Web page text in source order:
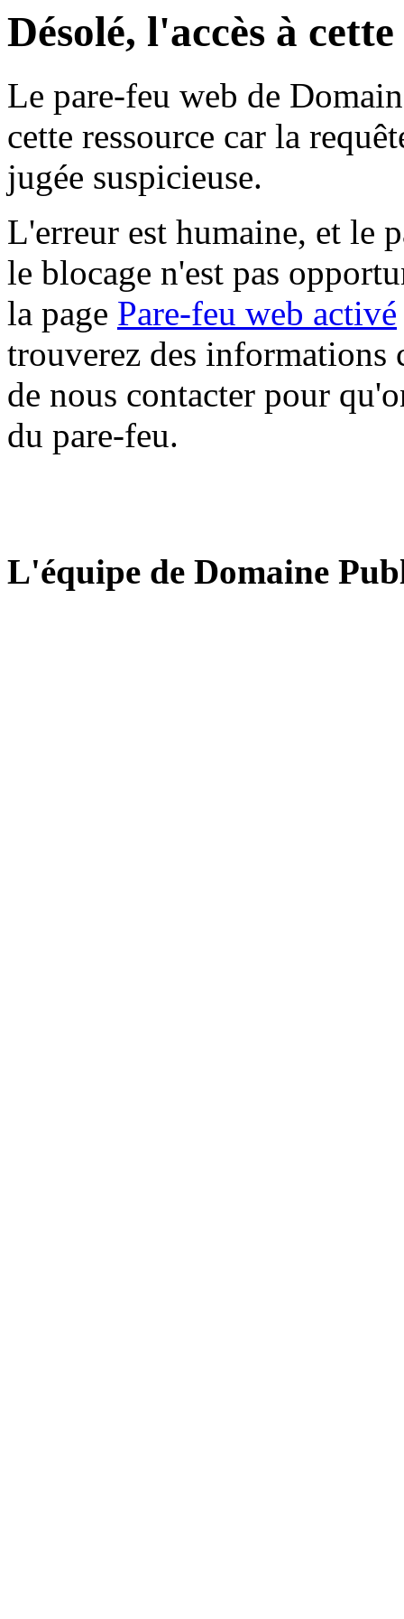
Désolé, l'accès à
Le pare-feu web de
cette ressource car la
jugée suspicieuse.
L'erreur est humaine, et le
le blocage n'est pas
la page Pare-feu web activé
trouverez des informations
de nous contacter pour
du pare-feu.
L'équipe de Domaine